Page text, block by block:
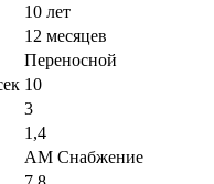
10 лет
12 месяцев
Переносной
10
3
1,4
АМ Снабжение